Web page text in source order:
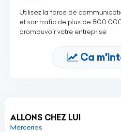
Utilisez la force de
et son trafic de plus de 800
promouvoir votre entreprise
Ca
ALLONS CHEZ LUI
Merceries